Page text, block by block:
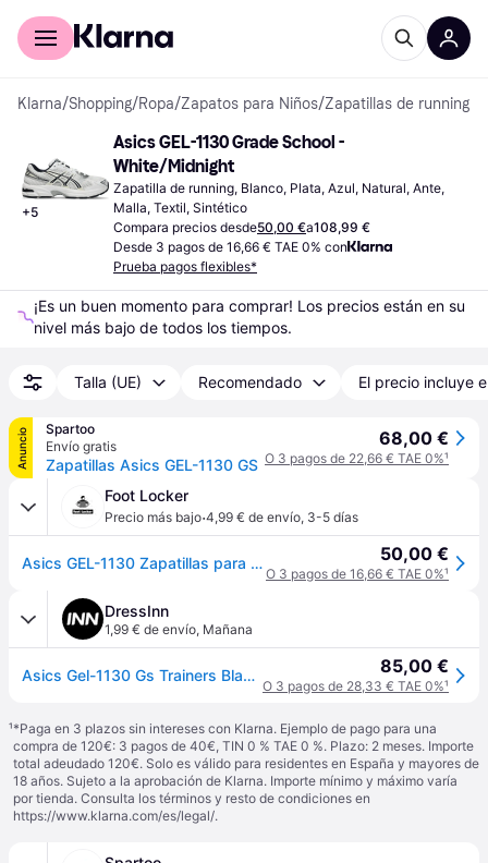
Comprar con Klarna
Klarna/Shopping/Ropa/Zapatos para Niños/Zapatillas de running
+5
Asics GEL-1130 Grade School -
White/Midnight
Zapatilla de running, Blanco, Plata, Azul, Natural, Ante,
Malla, Textil, Sintético
Compara precios desde50,00 €a108,99 €
Desde 3 pagos de 16,66 € TAE 0% con
Prueba pagos flexibles*
¡Es un buen momento para comprar! Los precios están en su
nivel más bajo de todos los tiempos.
Talla (UE) Recomendado El precio incluye
Anuncio
Spartoo
Envío gratis
Zapatillas Asics GEL-1130 GS
68,00 €
O 3 pagos de 22,66 € TAE 0%¹
Foot Locker
Precio más bajo·4,99 € de envío, 3-5 días
Asics GEL-1130 Zapatillas para Bebé - Blanco - Talla 33.5 - Malla/sintético - White 50,00 €
O 3 pagos de 16,66 € TAE 0%¹
DressInn
1,99 € de envío, Mañana
Asics Gel-1130 Gs Trainers Blanco EU 37 Niños 85,00 €
O 3 pagos de 28,33 € TAE 0%¹
¹*Paga en 3 plazos sin intereses con Klarna. Ejemplo de pago para una
compra de 120€: 3 pagos de 40€, TIN 0 % TAE 0 %. Plazo: 2 meses. Importe
total adeudado 120€. Solo es válido para residentes en España y mayores de
18 años. Sujeto a la aprobación de Klarna. Importe mínimo y máximo varía
por tienda. Consulta los términos y resto de condiciones en
https://www.klarna.com/es/legal/.